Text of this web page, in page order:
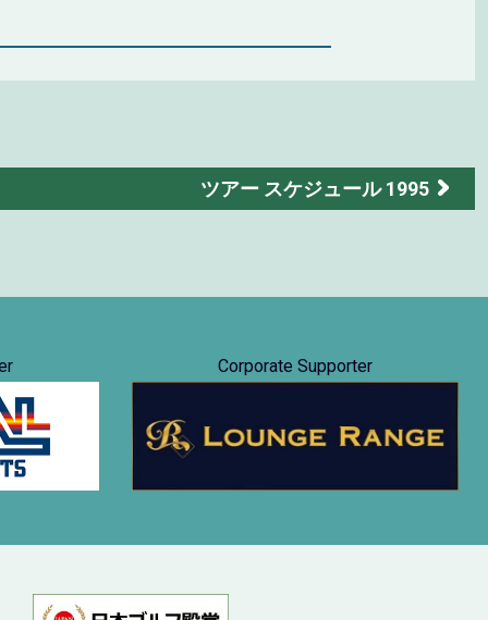
ツアー スケジュール 1995
Corporate Supporter